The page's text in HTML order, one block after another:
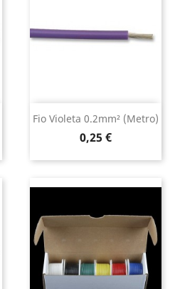
Fio Violeta 0.2mm² (metro)
Preço
0,25 €